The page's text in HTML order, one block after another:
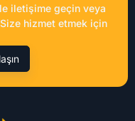
iletişime geçin veya
hizmet etmek için